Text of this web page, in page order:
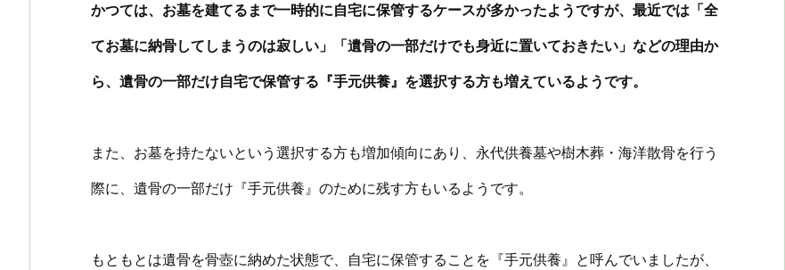
かつては、お墓を建てるまで一時的に自宅に保管するケースが多かったようですが、最近では「全
てお墓に納骨してしまうのは寂しい」「遺骨の一部だけでも身近に置いておきたい」などの理由か
ら、遺骨の一部だけ自宅で保管する『手元供養』を選択する方も増えているようです。
また、お墓を持たないという選択する方も増加傾向にあり、永代供養墓や樹木葬・海洋散骨を行う
際に、遺骨の一部だけ『手元供養』のために残す方もいるようです。
もともとは遺骨を骨壺に納めた状態で、自宅に保管することを『手元供養』と呼んでいましたが、